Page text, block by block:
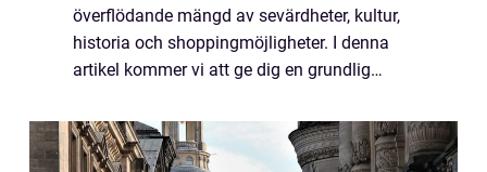
överflödande mängd av sevärdheter, kultur,
historia och shoppingmöjligheter. I denna
artikel kommer vi att ge dig en grundlig
åker till London, olika sätt att resa dit, ...